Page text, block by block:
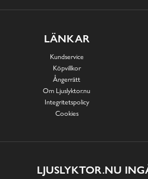
LÄNKAR
Kundservice
Köpvillkor
Ångerrätt
Om Ljuslyktor.nu
Integritetspolicy
Cookies
LJUSLYKTOR.NU